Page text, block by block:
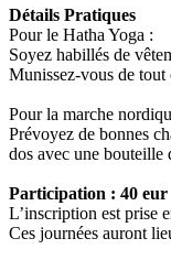
Détails Pratiques
Pour le Hatha Yoga :
Soyez habillés de
Munissez-vous de tout
Pour la marche
Prévoyez de bonnes
dos avec une bouteille
Participation : 40 eur
L’inscription est prise
Ces journées auront